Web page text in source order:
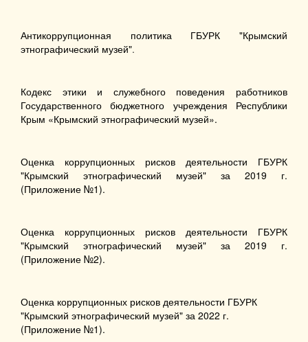
Антикоррупционная политика ГБУРК "Крымский
этнографический музей".
Кодекс этики и служебного поведения работников
Государственного бюджетного учреждения Республики
Крым «Крымский этнографический музей».
Оценка коррупционных рисков деятельности ГБУРК
"Крымский этнографический музей" за 2019 г.
(Приложение №1).
Оценка коррупционных рисков деятельности ГБУРК
"Крымский этнографический музей" за 2019 г.
(Приложение №2).
Оценка коррупционных рисков деятельности ГБУРК
"Крымский этнографический музей" за 2022 г.
(Приложение №1).